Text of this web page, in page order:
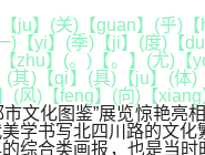
关)【guan】(乎)【hu
)【yi】(季)【ji】(度)【
zhu】(。)【。】(尤)
其)【qi】(具)【ju】(
(风)【feng】(向)【
文化图鉴”展览惊艳亮
学书写北四川路的文
综合类画报，也是当